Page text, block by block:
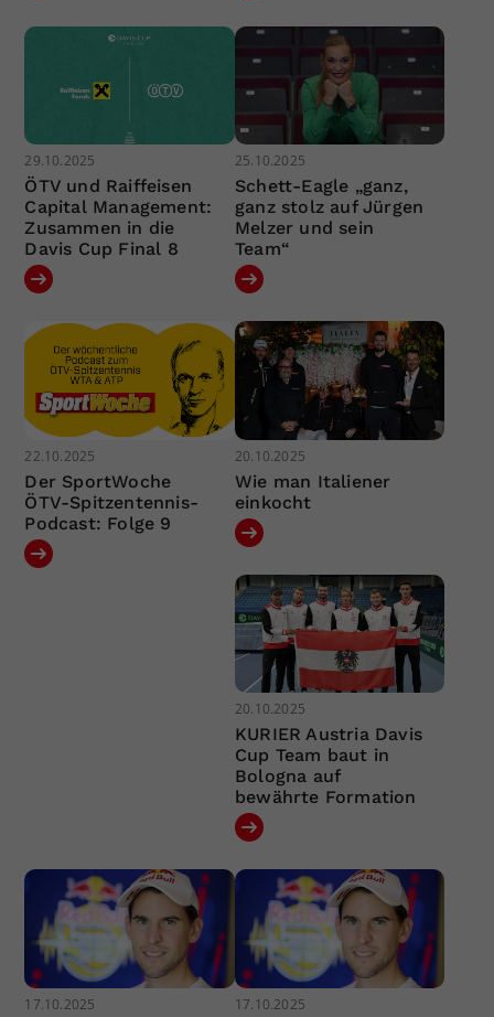
29.10.2025
ÖTV und Raiffeisen
Capital Management:
Zusammen in die
Davis Cup Final 8
25.10.2025
Schett-Eagle „ganz,
ganz stolz auf Jürgen
Melzer und sein
Team“
22.10.2025
Der SportWoche
ÖTV-Spitzentennis-
Podcast: Folge 9
20.10.2025
Wie man Italiener
einkocht
20.10.2025
KURIER Austria Davis
Cup Team baut in
Bologna auf
bewährte Formation
17.10.2025 17.10.2025